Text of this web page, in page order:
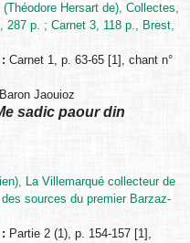
(Théodore Hersart de), Collectes,
287 p. ; Carnet 3, 118 p., Brest,
Carnet 1, p. 63-65 [1], chant n°
Jaouioz
sadic paour din
La Villemarqué collecteur de
sources du premier Barzaz-
Partie 2 (1), p. 154-157 [1],